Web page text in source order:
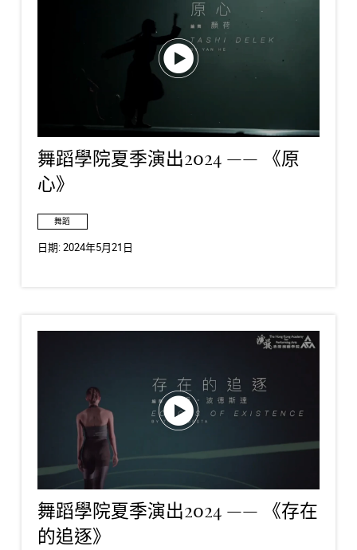
舞蹈學院夏季演出2024 —— 《原
心》
舞蹈
日期:2024年5月21日
舞蹈學院夏季演出2024 —— 《存在
的追逐》